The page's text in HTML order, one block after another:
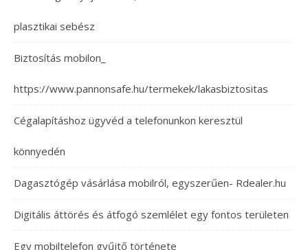
plasztikai sebész
Biztosítás mobilon_
https://www.pannonsafe.hu/termekek/lakasbiztositas
Cégalapításhoz ügyvéd a telefonunkon keresztül
könnyedén
Dagasztógép vásárlása mobilról, egyszerűen- Rdealer.hu
Digitális áttörés és átfogó szemlélet egy fontos területen
Egy mobiltelefon gyűjtő története